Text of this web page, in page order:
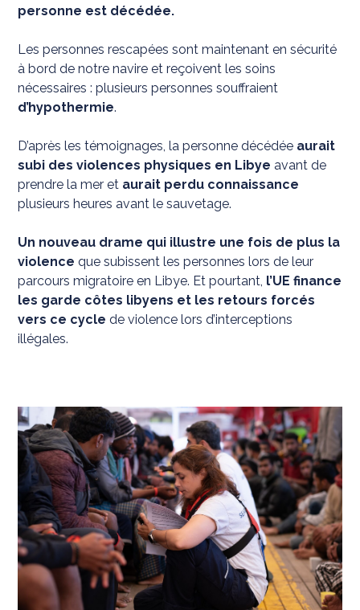
personne est décédée.
Les personnes rescapées sont maintenant en sécurité
à bord de notre navire et reçoivent les soins
nécessaires : plusieurs personnes souffraient
d’hypothermie.
D’après les témoignages, la personne décédée aurait
subi des violences physiques en Libye avant de
prendre la mer et aurait perdu connaissance
plusieurs heures avant le sauvetage.
Un nouveau drame qui illustre une fois de plus la
violence que subissent les personnes lors de leur
parcours migratoire en Libye. Et pourtant, l’UE finance
les garde côtes libyens et les retours forcés
vers ce cycle de violence lors d’interceptions
illégales.